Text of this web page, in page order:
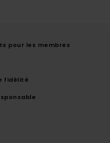
pour les membres
fidélité